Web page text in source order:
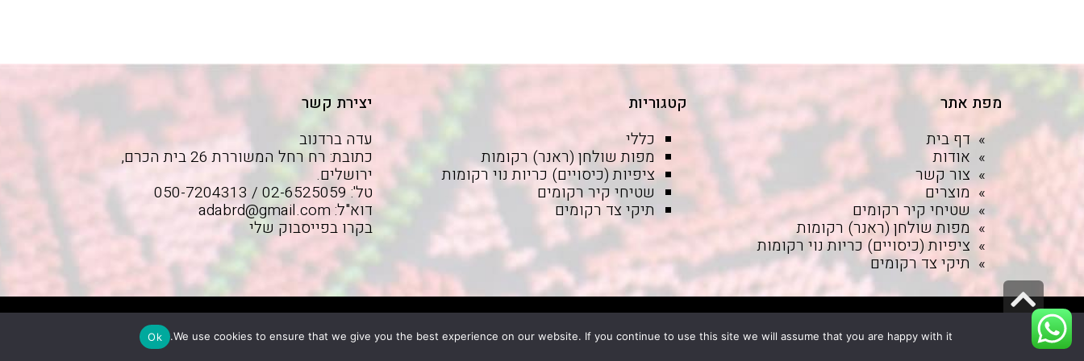
מפת אתר
דף בית
אודות
צור קשר
מוצרים
שטיחי קיר רקומים
מפות שולחן (ראנר) רקומות
ציפיות (כיסויים) כריות נוי רקומות
תיקי צד רקומים
קטגוריות
כללי
מפות שולחן (ראנר) רקומות
ציפיות (כיסויים) כריות נוי רקומות
שטיחי קיר רקומים
תיקי צד רקומים
יצירת קשר
עדה ברדנוב
כתובת: רח רחל המשוררת 26 בית הכרם,
ירושלים.
טל': 02-6525059 / 050-7204313
דוא"ל: adabrd@gmail.com
בקרו בפייסבוק שלי
גלילה
לראשWe use cookies to ensure that we give you the best experience on our website. If you continue to use this site we will assume that you are happy with it.
Ok